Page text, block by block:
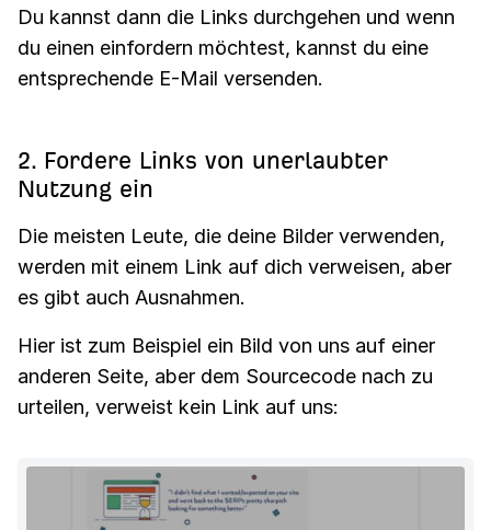
Du kannst dann die Links durchgehen und wenn
du einen einfordern möchtest, kannst du eine
entsprechende E-Mail versenden.
2. Fordere Links von unerlaubter
Nutzung ein
Die meisten Leute, die deine Bilder verwenden,
werden mit einem Link auf dich verweisen, aber
es gibt auch Ausnahmen.
Hier ist zum Beispiel ein Bild von uns auf einer
anderen Seite, aber dem Sourcecode nach zu
urteilen, verweist kein Link auf uns: